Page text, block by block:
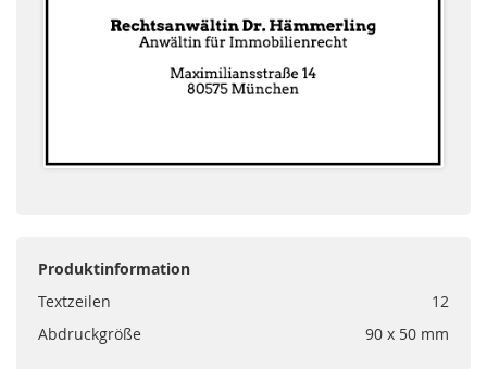
Produktinformation
Textzeilen
12
Abdruckgröße
90 x 50 mm